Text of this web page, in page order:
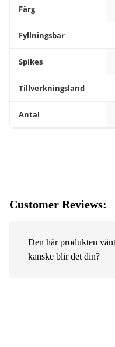
Färg
Fyllningsbar
Spikes
Tillverkningsland
Antal
Customer Reviews:
Den här produkten
kanske blir det din?